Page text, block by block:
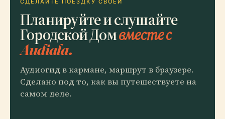
СДЕЛАЙТЕ ПОЕЗДКУ СВОЕЙ
Планируйте и слушайте
Городской Домвместе с
Audiala.
Аудиогид в кармане, маршрут в браузере.
Сделано под то, как вы путешествуете на
самом деле.